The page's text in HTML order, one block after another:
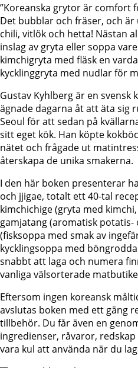
”Koreanska grytor är comfort
Det bubblar och fräser, och
chili, vitlök och hetta! Nästan
inslag av gryta eller soppa
kimchigryta med fläsk en
kycklinggryta med nudlar för
Gustav Kyhlberg är en svensk
ägnade dagarna åt att äta sig
Seoul för att sedan på
sitt eget kök. Han köpte
nätet och frågade ut
återskapa de unika smakerna.
I den här boken presenterar
och jjigae, totalt ett 40-tal
kimchichige (gryta med
gamjatang (aromatisk potatis-
(fisksoppa med smak av
kycklingsoppa med
snabbt att laga och numera
vanliga välsorterade
Eftersom ingen koreansk
avslutas boken med ett gäng
tillbehör. Du får även en
ingredienser, råvaror,
vara kul att använda när du